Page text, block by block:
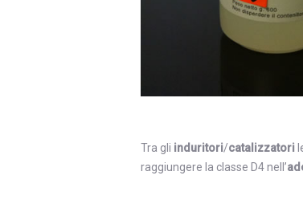
Tra gli induritori/catalizzatori
raggiungere la classe D4 nell’